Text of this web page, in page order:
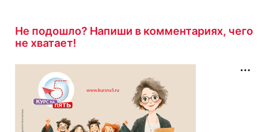
Не подошло? Напиши в комментариях, чего
не хватает!